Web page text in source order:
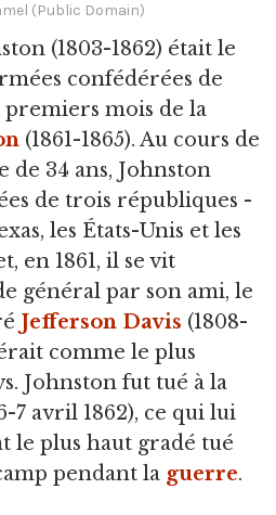
(Public Domain)
(1803-1862) était le
confédérées de
mois de la
(1861-1865). Au cours de
34 ans, Johnston
de trois républiques -
les États-Unis et les
en 1861, il se vit
général par son ami, le
Jefferson Davis (1808-
comme le plus
Johnston fut tué à la
7 avril 1862), ce qui lui
le plus haut gradé tué
pendant la guerre.